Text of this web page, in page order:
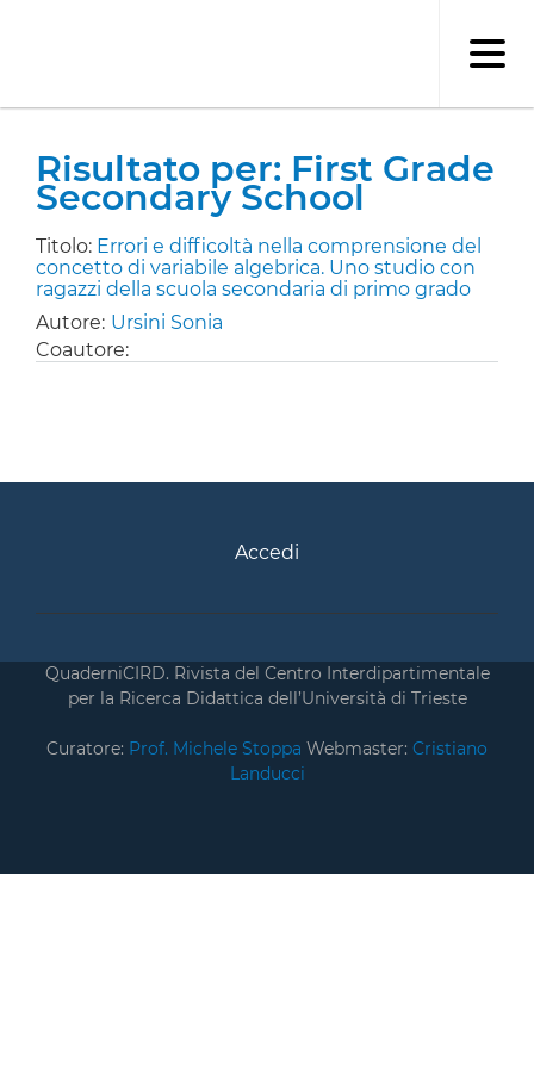
Risultato per: First Grade
Secondary School
Titolo: Errori e difficoltà nella comprensione del
concetto di variabile algebrica. Uno studio con
ragazzi della scuola secondaria di primo grado
Autore: Ursini Sonia
Coautore:
Accedi
QuaderniCIRD. Rivista del Centro Interdipartimentale
per la Ricerca Didattica dell’Università di Trieste
Curatore: Prof. Michele Stoppa Webmaster: Cristiano
Landucci